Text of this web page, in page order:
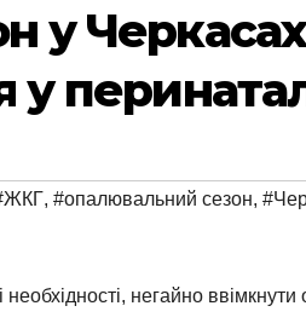
у
у
, #опалювальний сезон,
негайно